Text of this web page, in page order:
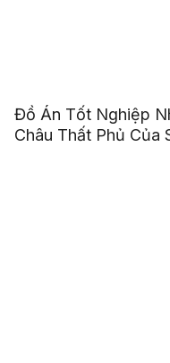
Đồ Án Tốt Nghiệp
Châu Thất Phủ Của